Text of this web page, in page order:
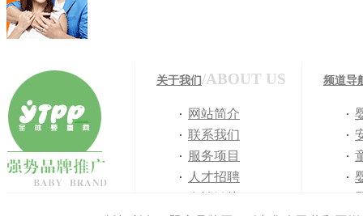
关于我们/ABOUT US
网站简介
联系我们
服务项目
人才招聘
频道导